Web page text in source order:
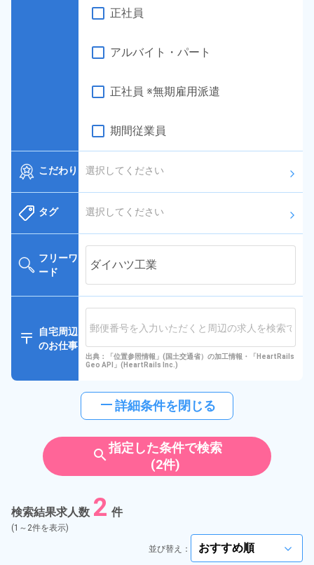
正社員
アルバイト・パート
正社員 ※無期雇用派遣
期間従業員
こだわり 選択してください arrow_forward_ios
タグ 選択してください arrow_forward_ios
フリーワ
ード
自宅周辺
のお仕事
出典：「位置参照情報」(国土交通省）の加工情報・「HeartRails
Geo API」(HeartRails Inc.)
horizontal_rule詳細条件を閉じる
search指定した条件で検索
(2件)
検索結果求人数 2 件
(1～2件を表示)
並び替え： arrow_forward_ios